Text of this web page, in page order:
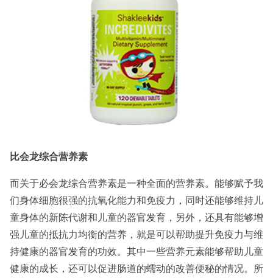
比会龙综合营养素
而关于必会龙综合营养素是一种全面的营养素。能够赋予我
们身体细胞很强的抗氧化能力和免疫力，同时还能够维持儿
童身体的新陈代谢和儿童的器官发育，另外，还具有能够增
强儿童的抵抗力均衡的营养，就是可以帮助提升免疫力与维
持健康的器官发育的功效。其中一些营养元素能够帮助儿童
健康的成长，还可以促进肠道的蠕动的改善便秘的情况。所